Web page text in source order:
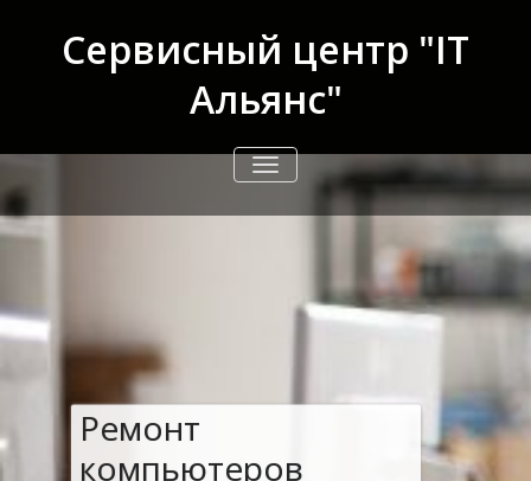
содержимомуСервисный центр "IT
Альянс"
ПЕРЕКЛЮЧИТЬ
НАВИГАЦИЮ
Ремонт
компьютеров